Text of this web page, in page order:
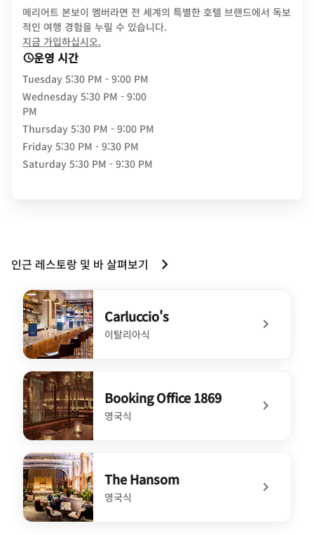
메리어트 본보이 멤버라면 전 세계의 특별한 호텔 브랜드에서 독보
적인 여행 경험을 누릴 수 있습니다.
지금 가입하십시오.
운영 시간
Tuesday 5:30 PM - 9:00 PM
Wednesday 5:30 PM - 9:00
PM
Thursday 5:30 PM - 9:00 PM
Friday 5:30 PM - 9:30 PM
Saturday 5:30 PM - 9:30 PM
인근 레스토랑 및 바 살펴보기
Carluccio's
이탈리아식
undefined Carluccio's
Booking Office 1869
영국식
undefined Booking Office 1869
The Hansom
영국식